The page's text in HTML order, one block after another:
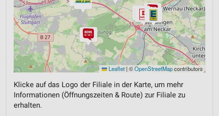
Leaflet| ©OpenStreetMapcontributors
Klicke auf das Logo der Filiale in der Karte, um mehr
Informationen (Öffnungszeiten & Route) zur Filiale zu
erhalten.